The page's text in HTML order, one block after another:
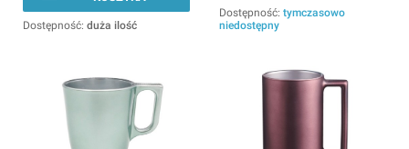
Dostępność: duża ilość
Dostępność: tymczasowo
niedostępny